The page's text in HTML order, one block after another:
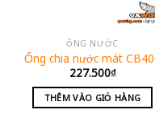
ỐNG NƯỚC
Ống chia nước mát
227.500₫
THÊM VÀO GIỎ HÀNG